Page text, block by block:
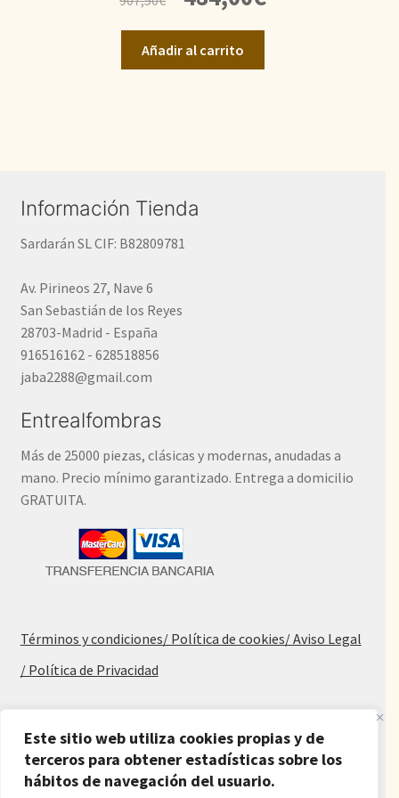
Este sitio web utiliza cookies propias y de
terceros para obtener estadísticas sobre los
hábitos de navegación del usuario.
precio
original
era:
907,50€.
precio
Añadir al carrito
Información Tienda
Sardarán SL CIF: B82809781
Av. Pirineos 27, Nave 6
San Sebastián de los Reyes
28703-Madrid - España
916516162 - 628518856
jaba2288@gmail.com
Entrealfombras
Más de 25000 piezas, clásicas y modernas, anudadas a
mano. Precio mínimo garantizado. Entrega a domicilio
GRATUITA.
Términos y condiciones/ Política de cookies/ Aviso Legal
/ Política de Privacidad
Alfombras baratas
Procedencia de las alfombras